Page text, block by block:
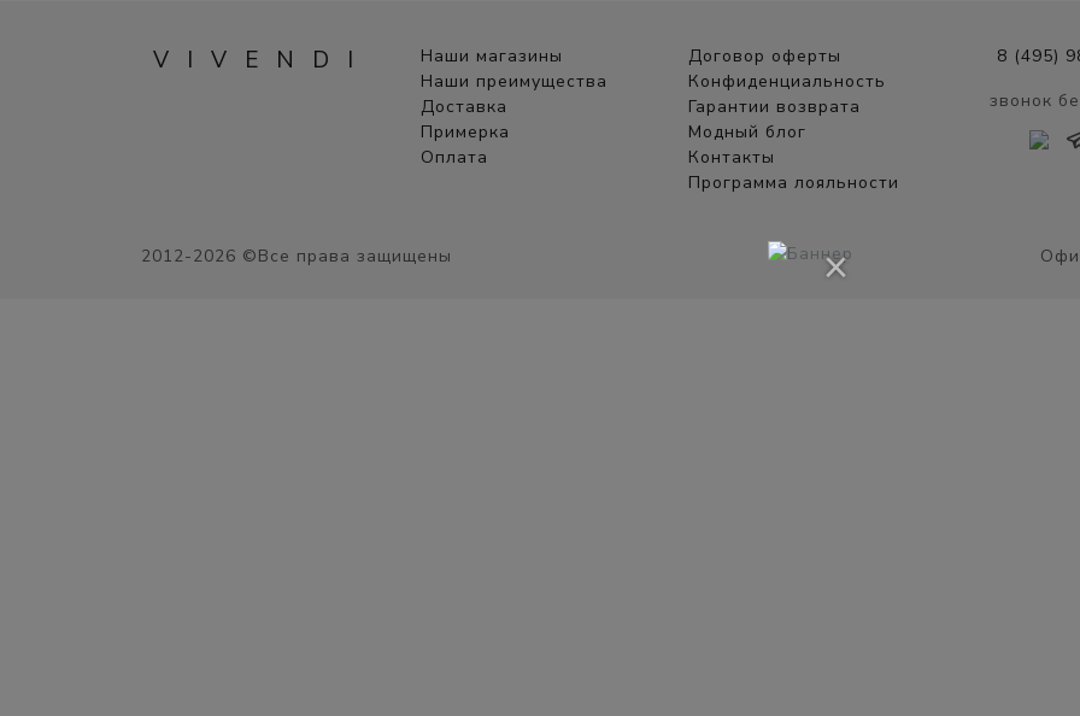
VIVENDI
Наши магазины
Наши преимущества
Доставка
Примерка
Оплата
Договор оферты
Конфиденциальность
Гарантии возврата
Модный блог
Контакты
Программа лояльности
8 (495)
звонок
2012-2026 ©Все права защищены ×